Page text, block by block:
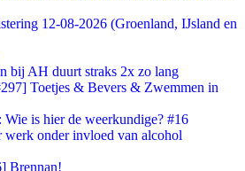
12-08-2026 (Groenland, IJsland en
bij AH duurt straks 2x zo lang
Toetjes & Bevers & Zwemmen in
is hier de weerkundige? #16
werk onder invloed van alcohol
Brennan!